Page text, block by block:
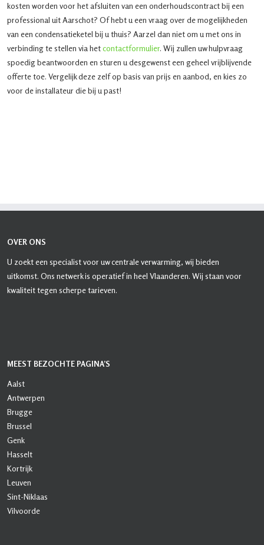
kosten worden voor het afsluiten van een onderhoudscontract bij een
professional uit Aarschot? Of hebt u een vraag over de mogelijkheden
van een condensatieketel bij u thuis? Aarzel dan niet om u met ons in
verbinding te stellen via hetcontactformulier. Wij zullen uw hulpvraag
spoedig beantwoorden en sturen u desgewenst een geheel vrijblijvende
offerte toe. Vergelijk deze zelf op basis van prijs en aanbod, en kies zo
voor de installateur die bij u past!
OVER ONS
U zoekt een specialist voor uw centrale verwarming, wij bieden
uitkomst. Ons netwerk is operatief in heel Vlaanderen. Wij staan voor
kwaliteit tegen scherpe tarieven.
MEEST BEZOCHTE PAGINA’S
Aalst
Antwerpen
Brugge
Brussel
Genk
Hasselt
Kortrijk
Leuven
Sint-Niklaas
Vilvoorde